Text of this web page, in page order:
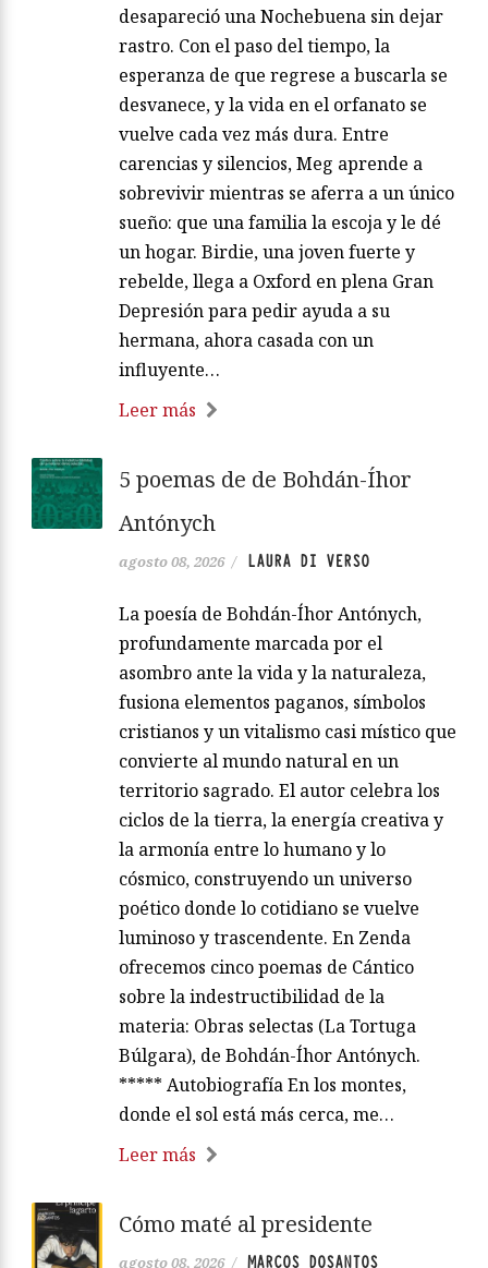
desapareció una Nochebuena sin dejar
rastro. Con el paso del tiempo, la
esperanza de que regrese a buscarla se
desvanece, y la vida en el orfanato se
vuelve cada vez más dura. Entre
carencias y silencios, Meg aprende a
sobrevivir mientras se aferra a un único
sueño: que una familia la escoja y le dé
un hogar. Birdie, una joven fuerte y
rebelde, llega a Oxford en plena Gran
Depresión para pedir ayuda a su
hermana, ahora casada con un
influyente…
Leer más
5 poemas de de Bohdán-Íhor
Antónych
agosto 08, 2026 / LAURA DI VERSO
La poesía de Bohdán-Íhor Antónych,
profundamente marcada por el
asombro ante la vida y la naturaleza,
fusiona elementos paganos, símbolos
cristianos y un vitalismo casi místico que
convierte al mundo natural en un
territorio sagrado. El autor celebra los
ciclos de la tierra, la energía creativa y
la armonía entre lo humano y lo
cósmico, construyendo un universo
poético donde lo cotidiano se vuelve
luminoso y trascendente. En Zenda
ofrecemos cinco poemas de Cántico
sobre la indestructibilidad de la
materia: Obras selectas (La Tortuga
Búlgara), de Bohdán-Íhor Antónych.
***** Autobiografía En los montes,
donde el sol está más cerca, me…
Leer más
Cómo maté al presidente
agosto 08, 2026 / MARCOS DOSANTOS